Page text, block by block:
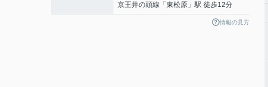
京王井の頭線 「東松原 」駅 徒歩12分
情報の見方